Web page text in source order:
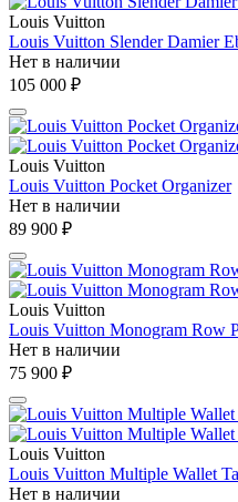
Louis Vuitton
Louis Vuitton Slender Damier
Нет в наличии
105 000 ₽
Louis Vuitton
Louis Vuitton Pocket Organizer
Нет в наличии
89 900 ₽
Louis Vuitton
Louis Vuitton Monogram Row
Нет в наличии
75 900 ₽
Louis Vuitton
Louis Vuitton Multiple Wallet
Нет в наличии